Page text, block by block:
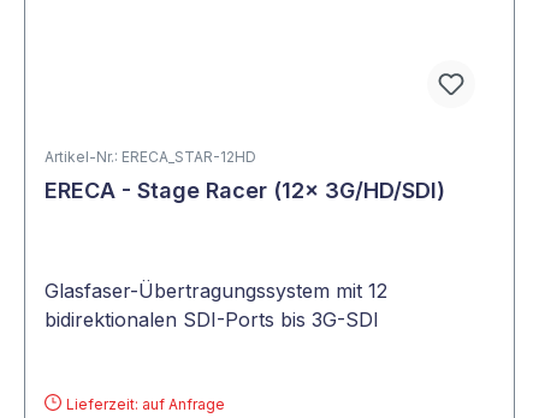
Artikel-Nr.: ERECA_STAR-12HD
ERECA - Stage Racer (12x 3G/HD/SDI)
Glasfaser-Übertragungssystem mit 12
bidirektionalen SDI-Ports bis 3G-SDI
Lieferzeit: auf Anfrage